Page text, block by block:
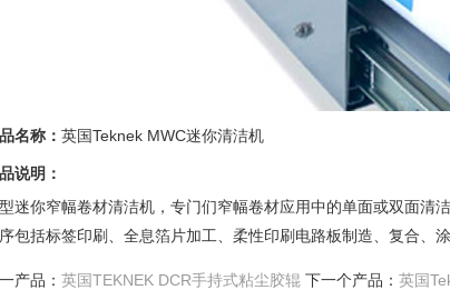
名称： 英国Teknek MWC迷你清洁机
说明：
迷你窄幅卷材清洁机，专门们窄幅卷材应用中的单面或双面清
包括标签印刷、全息箔片加工、柔性印刷电路板制造、复合、
一产品： 英国TEKNEK DCR手持式粘尘胶辊 下一个产品： 英国